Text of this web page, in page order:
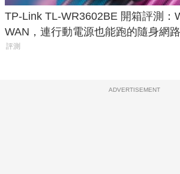
TP-Link TL-WR3602BE 開箱評測：
WAN，連行動電源也能跑的隨身網
評測
ADVERTISEMENT